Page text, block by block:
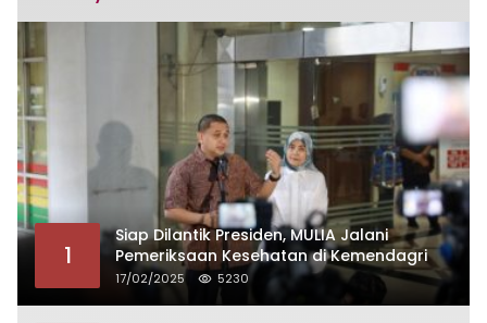
1
Siap Dilantik Presiden, MULIA Jalani
Pemeriksaan Kesehatan di Kemendagri
17/02/2025 5230